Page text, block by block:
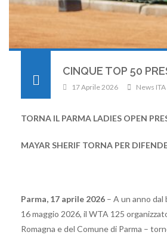
CINQUE TOP 50
17 Aprile 2026 News ITA
TORNA IL PARMA LADIES OPEN
MAYAR SHERIF TORNA PER
Parma, 17 aprile 2026 – A un anno dal
16 maggio 2026, il WTA 125
Romagna e del Comune di Parma –